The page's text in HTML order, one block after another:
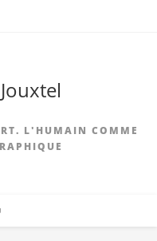
L'HUMAIN COMME